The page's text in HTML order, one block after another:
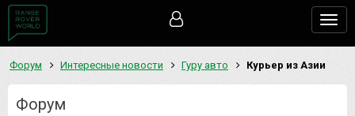
Форум Интересные новости Гуру авто Курьер из Азии
Форум